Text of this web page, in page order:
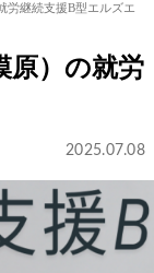
労継続支援B型エルズエ
原）の就労
2025.07.08